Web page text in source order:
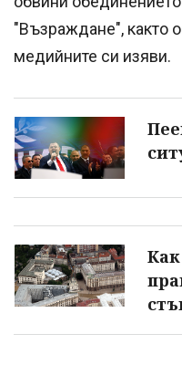
"Възраждане", както
медийните си изяви.